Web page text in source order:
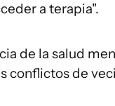
a terapia".
de la salud
conflictos de